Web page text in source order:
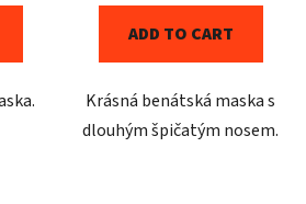
ADD TO CART
Krásná benátská maska s
dlouhým špičatým nosem.